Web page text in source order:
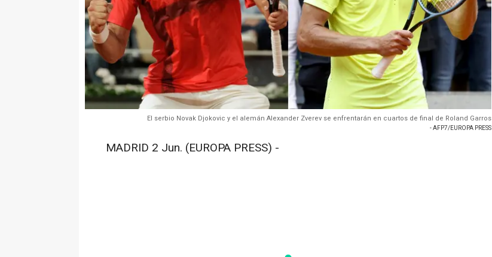
El serbio Novak Djokovic y el alemán Alexander Zverev se enfrentarán en cuartos de final de Roland Garros
- AFP7/EUROPA PRESS
MADRID 2 Jun. (EUROPA PRESS) -